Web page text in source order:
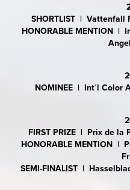
SHORTLIST |
HONORABLE MENTION |
NOMINEE | Int´l Color
FIRST PRIZE | Prix de
HONORABLE MENTION |
SEMI-FINALIST |